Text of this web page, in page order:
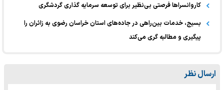
کاروانسراها فرصتی بی‌نظیر برای توسعه سرمایه گذاری گردشگری
بسیج، خدمات بین‌راهی در جاده‌های استان خراسان رضوی به زائران را
پیگیری و مطالبه گری می‌کند
ارسال نظر